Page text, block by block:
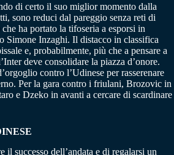
di certo il suo miglior momento dalla
sono reduci dal pareggio senza reti di
ha portato la tifoseria a esporsi in
Simone Inzaghi. Il distacco in classifica
e, probabilmente, più che a pensare a
deve consolidare la piazza d’onore.
contro l’Udinese per rasserenare
Per la gara contro i friulani, Brozovic in
e Dzeko in avanti a cercare di scardinare
il successo dell’andata e di regalarsi un